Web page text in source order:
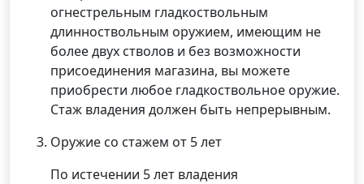
огнестрельным гладкоствольным
длинноствольным оружием, имеющим не
более двух стволов и без возможности
присоединения магазина, вы можете
приобрести любое гладкоствольное оружие.
Стаж владения должен быть непрерывным.
Оружие со стажем от 5 лет
По истечении 5 лет владения